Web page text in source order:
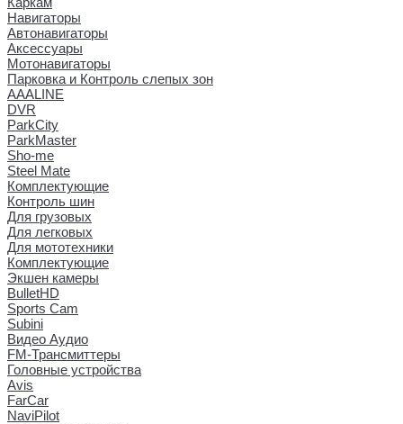
Навигаторы
Автонавигаторы
Аксессуары
Мотонавигаторы
Парковка и Контроль слепых зон
AAALINE
DVR
ParkCity
ParkMaster
Sho-me
Steel Mate
Комплектующие
Контроль шин
Для грузовых
Для легковых
Для мототехники
Комплектующие
Экшен камеры
BulletHD
Sports Cam
Subini
Видео Аудио
FM-Трансмиттеры
Головные устройства
Avis
FarCar
NaviPilot